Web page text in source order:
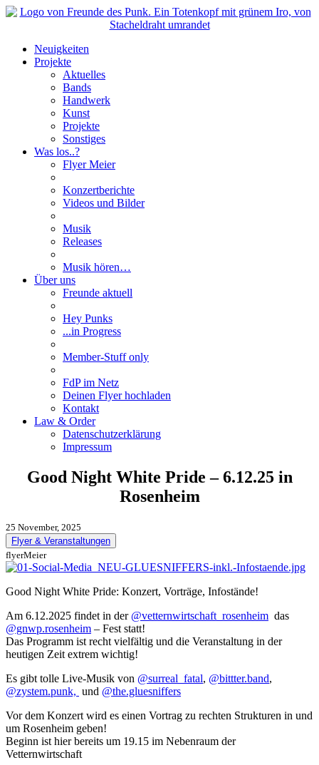
Neuigkeiten
Projekte
Aktuelles
Bands
Handwerk
Kunst
Projekte
Sonstiges
Was los..?
Flyer Meier
Konzertberichte
Videos und Bilder
Musik
Releases
Musik hören…
Über uns
Freunde aktuell
Hey Punks
...in Progress
Member-Stuff only
FdP im Netz
Deinen Flyer hochladen
Kontakt
Law & Order
Datenschutzerklärung
Impressum
Good Night White Pride – 6.12.25 in
Rosenheim
25 November, 2025
Flyer & Veranstaltungen
flyerMeier
Good Night White Pride: Konzert, Vorträge, Infostände!
Am 6.12.2025 findet in der @vetternwirtschaft_rosenheim das
@gnwp.rosenheim – Fest statt!
Das Programm ist recht vielfältig und die Veranstaltung in der
heutigen Zeit extrem wichtig!
Es gibt tolle Live-Musik von @surreal_fatal, @bittter.band,
@zystem.punk, und @the.gluesniffers
Vor dem Konzert wird es einen Vortrag zu rechten Strukturen in und
um Rosenheim geben!
Beginn ist hier bereits um 19.15 im Nebenraum der
Vetternwirtschaft